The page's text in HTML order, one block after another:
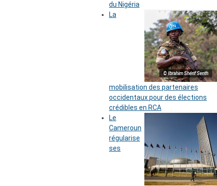
du Nigéria
© Ibrahim Shérif Senth
La
mobilisation des partenaires
occidentaux pour des élections
crédibles en RCA
Le
Cameroun
régularise
ses